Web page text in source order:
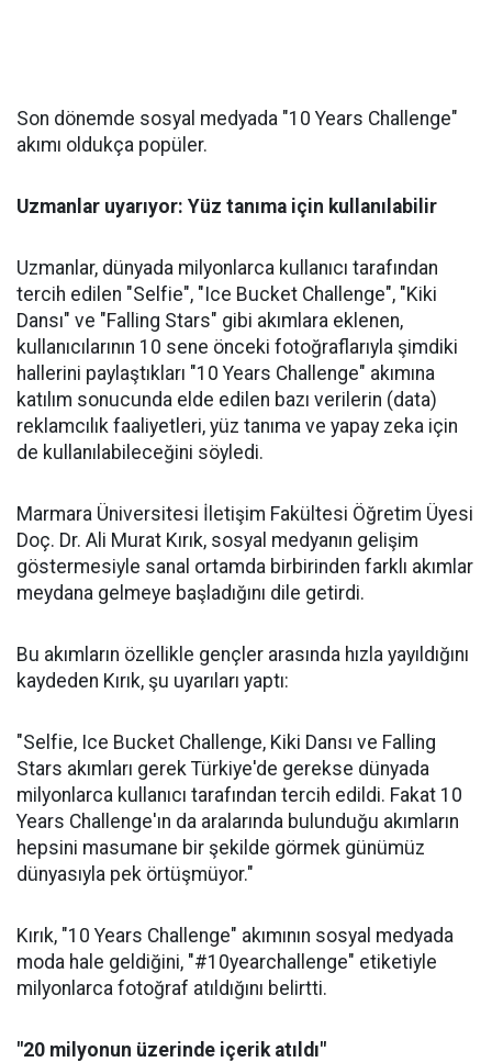
Son dönemde sosyal medyada "10 Years Challenge"
akımı oldukça popüler.
Uzmanlar uyarıyor: Yüz tanıma için kullanılabilir
Uzmanlar, dünyada milyonlarca kullanıcı tarafından
tercih edilen "Selfie", "Ice Bucket Challenge", "Kiki
Dansı" ve "Falling Stars" gibi akımlara eklenen,
kullanıcılarının 10 sene önceki fotoğraflarıyla şimdiki
hallerini paylaştıkları "10 Years Challenge" akımına
katılım sonucunda elde edilen bazı verilerin (data)
reklamcılık faaliyetleri, yüz tanıma ve yapay zeka için
de kullanılabileceğini söyledi.
Marmara Üniversitesi İletişim Fakültesi Öğretim Üyesi
Doç. Dr. Ali Murat Kırık, sosyal medyanın gelişim
göstermesiyle sanal ortamda birbirinden farklı akımlar
meydana gelmeye başladığını dile getirdi.
Bu akımların özellikle gençler arasında hızla yayıldığını
kaydeden Kırık, şu uyarıları yaptı:
"Selfie, Ice Bucket Challenge, Kiki Dansı ve Falling
Stars akımları gerek Türkiye'de gerekse dünyada
milyonlarca kullanıcı tarafından tercih edildi. Fakat 10
Years Challenge'ın da aralarında bulunduğu akımların
hepsini masumane bir şekilde görmek günümüz
dünyasıyla pek örtüşmüyor."
Kırık, "10 Years Challenge" akımının sosyal medyada
moda hale geldiğini, "#10yearchallenge" etiketiyle
milyonlarca fotoğraf atıldığını belirtti.
"20 milyonun üzerinde içerik atıldı"